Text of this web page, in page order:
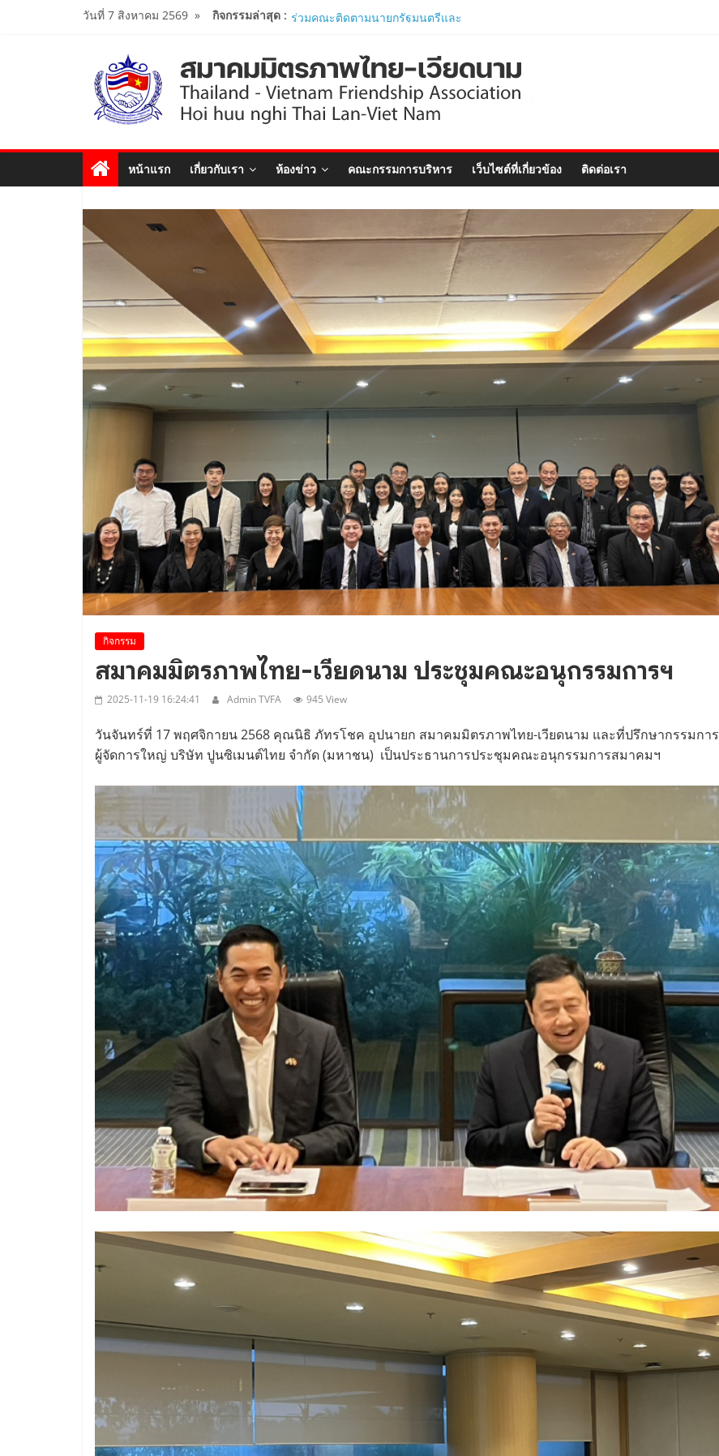
วันที่ 7 สิงหาคม 2569 » กิจกรรมล่าสุด : ผู้นำเวียดนาม-ไทย ร่วมแสดงวิสัยทัศน์
สัมพันธ์ทางการทูต..
สมาคมมิตรภาพไทย-เวียดนาม ประชุม
หารือกับ เอกอัครราชทูตสาธารณรัฐ
สังคมนิยมเวียดนาม ประจำประเทศไทย
สมาคมมิตรภาพไทย-เวียดนามร่วมพิธี
เปิดสถานกงสุลกิตติมศักดิ์เวียดนาม
Viet Nam Connect Forum ..
โครงการหลักสูตรภาษาอังกฤษเร่งรัด
นายกสมาคมมิตรภาพไทย-เวียดนาม
ร่วมคณะติดตามนายกรัฐมนตรีและ
รัฐมนตรีว่าการกระทรวงมหาดไทย
เยือนเวียดนามอย่างเป็นทางการ..
หน้าแรก เกี่ยวกับเรา ห้องข่าว คณะกรรมการบริหาร เว็บไซต์ที่เกี่ยวข้อง ติดต่อเรา
กิจกรรม
สมาคมมิตรภาพไทย-เวียดนาม ประชุมคณะอนุกรรมการฯ
2025-11-19 16:24:41 Admin TVFA 945 View
วันจันทร์ที่ 17 พฤศจิกายน 2568 คุณนิธิ ภัทรโชค อุปนายก สมาคมมิตรภาพไทย-เวียดนาม และที่ปรึกษากรรมการ
ผู้จัดการใหญ่ บริษัท ปูนซิเมนต์ไทย จำกัด (มหาชน) เป็นประธานการประชุมคณะอนุกรรมการสมาคมฯ